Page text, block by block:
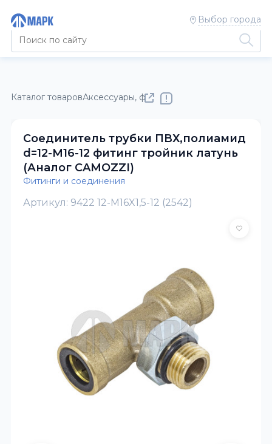
Выбор города
Каталог товаровАксессуары, фонари, фитинги, метизы
Соединитель трубки ПВХ,полиамид
d=12-М16-12 фитинг тройник латунь
(Аналог CAMOZZI)
Фитинги и соединения
Артикул: 9422 12-M16X1,5-12 (2542)